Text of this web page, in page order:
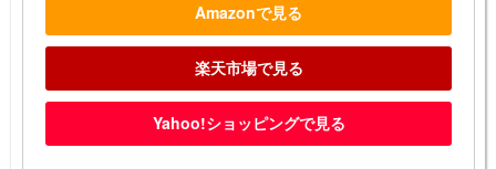
Amazonで見る
楽天市場で見る
Yahoo!ショッピングで見る